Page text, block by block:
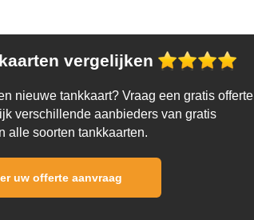
vergelijken
nieuwe tankkaart? Vraag een gratis offerte
verschillende aanbieders van gratis
alle soorten tankkaarten.
uw offerte aanvraag